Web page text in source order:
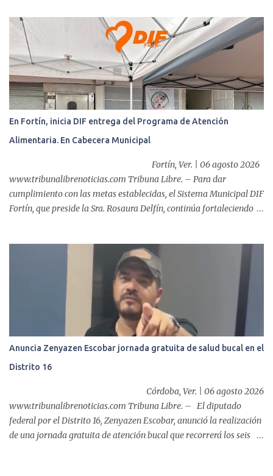
incluyen endoscopia, colonoscopia y colangiopancreatografía
retrógrada endoscópica (CPRE), con equipo de alta tecnología de
videoendoscopia gástrica y con especialistas certificados. Además
se cuenta con endoscopios de última tecnología que permiten
diagnósticos con mayor certeza y sin dolor para el paciente, a
través de la atención de un equipo de profesionales
multidisciplinario: tres endoscopistas, anestesiólogo y personal
auxiliar y de enfermería. En esta semana, se realizó un nuevo caso
de éxito, pues a través de la colocación de un stent metálico
esofágico, una derechohabiente con un tumor en el ...
En Fortín, inicia DIF entrega del Programa de Atención
Alimentaria. En Cabecera Municipal
Fortín, Ver. | 06 agosto 2026
www.tribunalibrenoticias.com Tribuna Libre. – Para dar
cumplimiento con las metas establecidas, el Sistema Municipal DIF
Fortín, que preside la Sra. Rosaura Delfín, continúa fortaleciendo
Días y Primera Infancia” que inició este miércoles en la cabecera
municipal. Se trata de una estrategia que busca contribuir al
desarrollo y la nutrición de niñas, niños y mujeres en esta
importante etapa de vida. Durante la jornada, en la explanada del
Súper Ahorros, el director del organismo asistencial, Lic. Carlos
Adiel Pereda, realizó un recorrido por las sedes de entre...
Anuncia Zenyazen Escobar jornada gratuita de salud bucal en el
Distrito 16
Córdoba, Ver. | 06 agosto 2026
www.tribunalibrenoticias.com Tribuna Libre. – El diputado
federal por el Distrito 16, Zenyazen Escobar, anunció la realización
de una jornada gratuita de atención bucal que recorrerá los seis